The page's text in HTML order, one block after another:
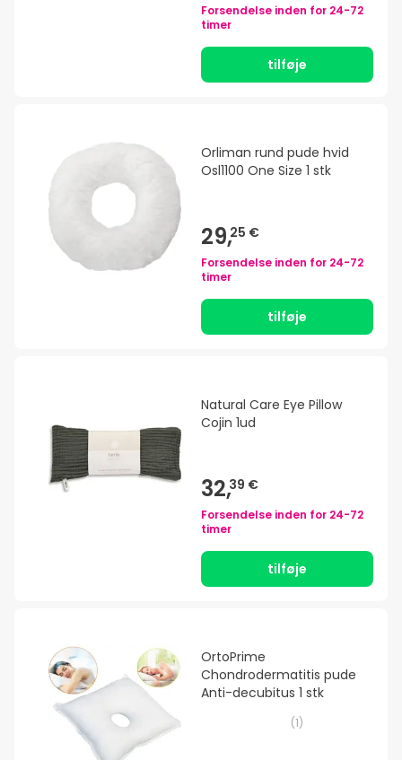
Forsendelse inden for 24-72
timer
tilføje
Orliman rund pude hvid
Osl1100 One Size 1 stk
29,25 €
Forsendelse inden for 24-72
timer
tilføje
Natural Care Eye Pillow
Cojin 1ud
32,39 €
Forsendelse inden for 24-72
timer
tilføje
OrtoPrime
Chondrodermatitis pude
Anti-decubitus 1 stk
(1)